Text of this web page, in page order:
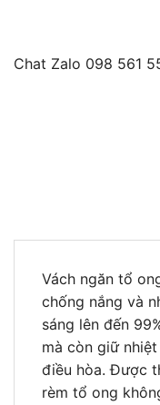
Chat Zalo 098 561
Vách ngăn tổ
chống nắng và
sáng lên đến
mà còn giữ
điều hòa. Được
rèm tổ ong